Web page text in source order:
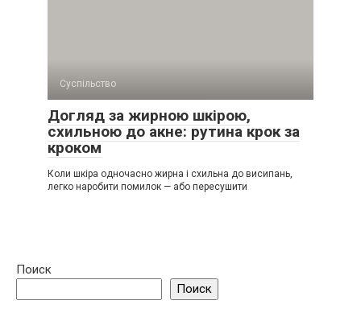
Суспільство
Догляд за жирною шкірою,
схильною до акне: рутина крок за
кроком
Коли шкіра одночасно жирна і схильна до висипань,
легко наробити помилок — або пересушити
Поиск
Поиск